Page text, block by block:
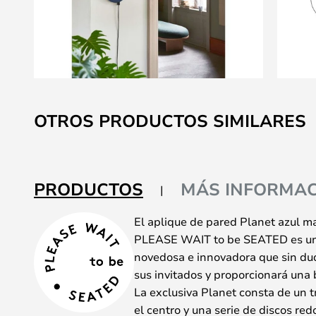
al
comienzo
galería
de
OTROS PRODUCTOS SIMILARES
PRODUCTOS MÁS
El aplique de pared Planet azul
PLEASE WAIT to be SEATED es
novedosa e innovadora que sin
sus invitados y proporcionará
La exclusiva Planet consta de un
el centro y una serie de discos